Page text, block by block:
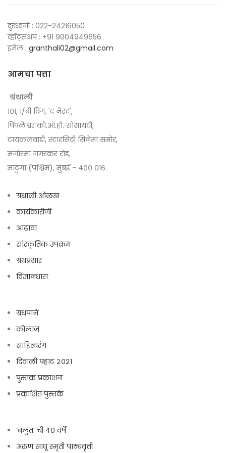
दुरध्वनी : 022-24216050
व्हॉट्सअप : +91 9004949656
इमेल : granthali02@gmail.com
आमचा पत्ता
ग्रंथाली
१०१, १/बी विंग, 'द नेस्ट',
पिंपळेश्वर को.ऑ.हौ. सोसायटी,
टायकलवाडी, स्टारसिटी सिनेमा समोर,
मनोरमा नगरकर रोड,
माटुंगा (पश्चिम), मुंबई - ४०० ०१६.
ग्रंथाली ओळख
कार्यकारीणी
आढावा
सांस्कृतिक उपक्रम
ग्रंथप्रसार
विज्ञानधारा
ग्रंथपाने
कोलाज
साहित्यरंग
दिवाळी पहाट २०२१
पुस्तक प्रकाशन
प्रकाशित पुस्तके
‘बलुतं’ ची ४० वर्षे
अरुण साधू स्मृती पाठ्यवृत्ती